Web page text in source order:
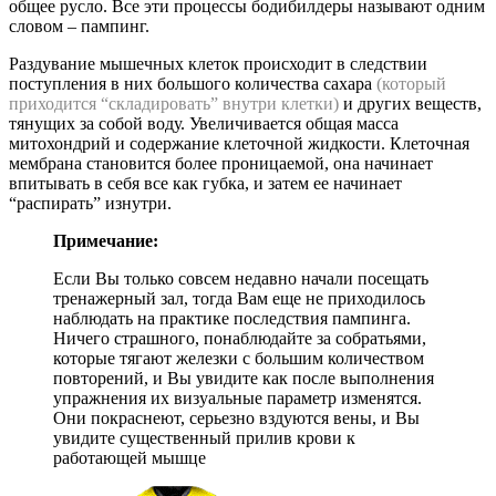
общее русло. Все эти процессы бодибилдеры называют одним
словом – пампинг.
Раздувание мышечных клеток происходит в следствии
поступления в них большого количества сахара (который
приходится “складировать” внутри клетки) и других веществ,
тянущих за собой воду. Увеличивается общая масса
митохондрий и содержание клеточной жидкости. Клеточная
мембрана становится более проницаемой, она начинает
впитывать в себя все как губка, и затем ее начинает
“распирать” изнутри.
Примечание:
Если Вы только совсем недавно начали посещать
тренажерный зал, тогда Вам еще не приходилось
наблюдать на практике последствия пампинга.
Ничего страшного, понаблюдайте за собратьями,
которые тягают железки с большим количеством
повторений, и Вы увидите как после выполнения
упражнения их визуальные параметр изменятся.
Они покраснеют, серьезно вздуются вены, и Вы
увидите существенный прилив крови к
работающей мышце